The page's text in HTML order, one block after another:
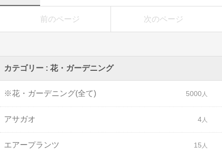
前のページ 次のページ
カテゴリー : 花・ガーデニング
※花・ガーデニング(全て) 5000
アサガオ 4
エアープランツ 15